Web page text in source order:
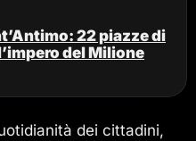
22 piazze di
del Milione
dei cittadini,